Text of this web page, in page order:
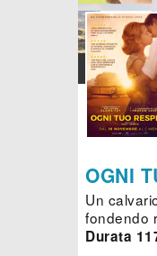
OGNI
Un
fondendo
Durata